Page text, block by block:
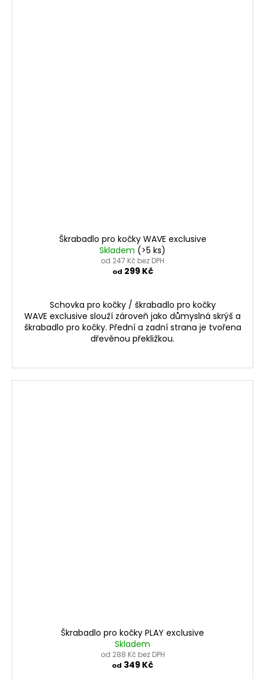
Škrabadlo pro kočky WAVE exclusive
Skladem (>5 ks)
od 247 Kč bez DPH
od 299 Kč
Schovka pro kočky / škrabadlo pro kočky
WAVE exclusive slouží zároveň jako důmyslná skrýš a
škrabadlo pro kočky. Přední a zadní strana je tvořena
dřevěnou překližkou.
Škrabadlo pro kočky PLAY exclusive
Skladem
od 288 Kč bez DPH
od 349 Kč